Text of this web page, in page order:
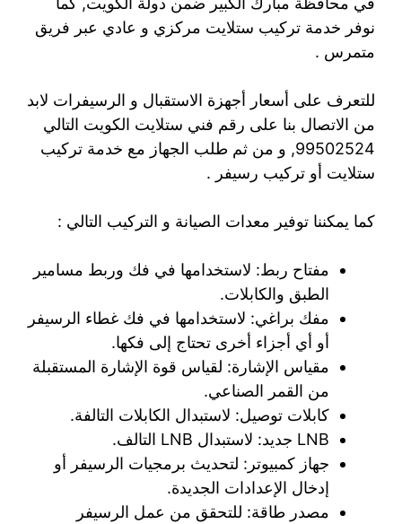
نوفر خدمة تركيب ستلايت مركزي و عادي عبر فريق
متمرس .
للتعرف على أسعار أجهزة الاستقبال و الرسيفرات لابد
من الاتصال بنا على رقم فني ستلايت الكويت التالي
99502524, و من ثم طلب الجهاز مع خدمة تركيب
ستلايت أو تركيب رسيفر .
كما يمكننا توفير معدات الصيانة و التركيب التالي :
مفتاح ربط: لاستخدامها في فك وربط مسامير
الطبق والكابلات.
مفك براغي: لاستخدامها في فك غطاء الرسيفر
أو أي أجزاء أخرى تحتاج إلى فكها.
مقياس الإشارة: لقياس قوة الإشارة المستقبلة
من القمر الصناعي.
كابلات توصيل: لاستبدال الكابلات التالفة.
LNB جديد: لاستبدال LNB التالف.
جهاز كمبيوتر: لتحديث برمجيات الرسيفر أو
إدخال الإعدادات الجديدة.
مصدر طاقة: للتحقق من عمل الرسيفر